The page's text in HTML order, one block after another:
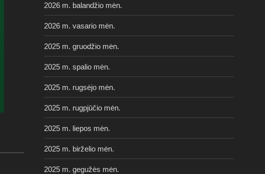
2026 m. balandžio mėn.
2026 m. vasario mėn.
2025 m. gruodžio mėn.
2025 m. spalio mėn.
2025 m. rugsėjo mėn.
2025 m. rugpjūčio mėn.
2025 m. liepos mėn.
2025 m. birželio mėn.
2025 m. gegužės mėn.